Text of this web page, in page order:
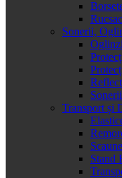
Sonerii,
Oglinzi
Sonerii
Transport și
Stand